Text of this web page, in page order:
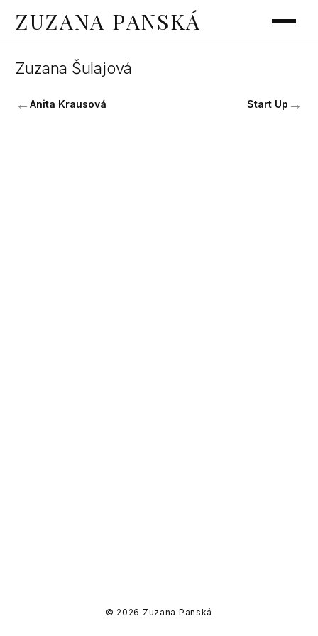
ZUZANA PANSKÁ
Zuzana Šulajová
←Anita Krausová Start Up →
© 2026 Zuzana Panská